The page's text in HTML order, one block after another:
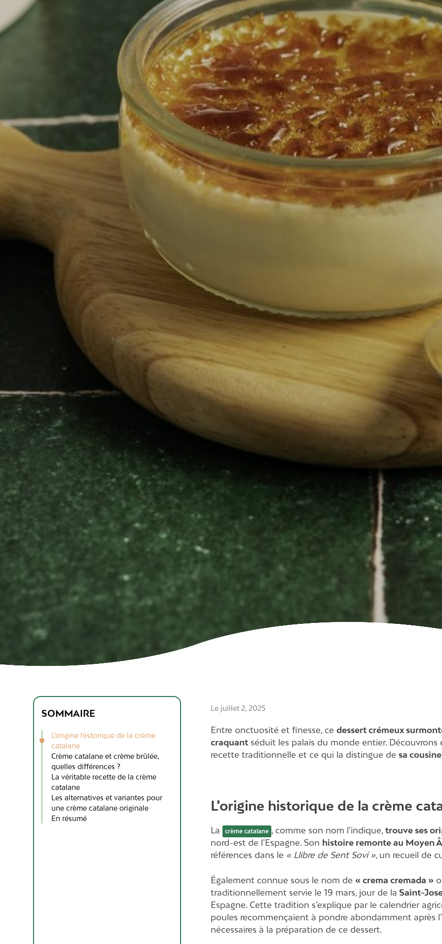
SOMMAIRE
L’origine historique de la crème
catalane
Crème catalane et crème brûlée,
quelles différences ?
La véritable recette de la crème
catalane
Les alternatives et variantes pour
une crème catalane originale
En résumé
Le juillet 2, 2025
Entre onctuosité et finesse, cedessert crémeux
craquant séduit les palais du monde entier.
recette traditionnelle et ce qui la distingue desa
L’origine historique de la crème
La crème catalane , comme son nom l’indique,trouve ses
nord-est de l’Espagne. Son histoire remonte au Moyen
références dans le « Llibre de Sent Soví », un recueil de
Également connue sous le nom de« crema cremada »
traditionnellement servie le 19 mars, jour de la Saint-
Espagne. Cette tradition s’explique par le calendrier
poules recommençaient à pondre abondamment après
nécessaires à la préparation de ce dessert.